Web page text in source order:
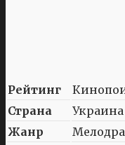
Рейтинг
Страна
Украина
Жанр